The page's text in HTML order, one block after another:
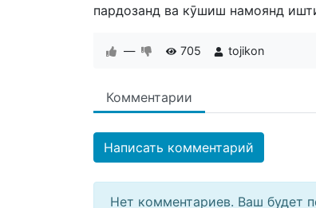
пардозанд ва кӯшиш намоянд
— 705 tojikon
Комментарии
Написать комментарий
Нет комментариев. Ваш будет